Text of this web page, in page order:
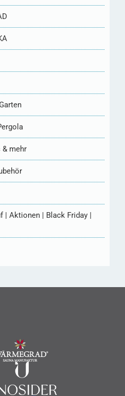
& mehr
| Aktionen | Black Friday |